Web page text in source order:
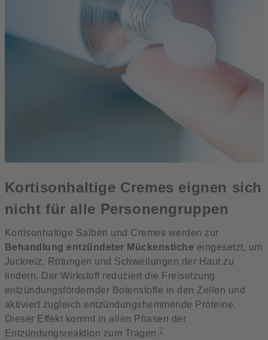
Kortisonhaltige Cremes eignen sich
nicht für alle Personengruppen
Kortisonhaltige Salben und Cremes werden zur
Behandlung entzündeter Mückenstiche eingesetzt, um
Juckreiz, Rötungen und Schwellungen der Haut zu
lindern. Der Wirkstoff reduziert die Freisetzung
entzündungsfördernder Botenstoffe in den Zellen und
aktiviert zugleich entzündungshemmende Proteine.
Dieser Effekt kommt in allen Phasen der
Entzündungsreaktion zum Tragen.7